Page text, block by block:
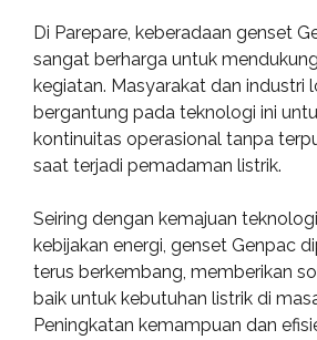
Di Parepare, keberadaan genset
sangat berharga untuk
kegiatan. Masyarakat dan industri
bergantung pada teknologi ini
kontinuitas operasional tanpa
saat terjadi pemadaman listrik.
Seiring dengan kemajuan
kebijakan energi, genset Genpac
terus berkembang, memberikan
baik untuk kebutuhan listrik di
Peningkatan kemampuan dan